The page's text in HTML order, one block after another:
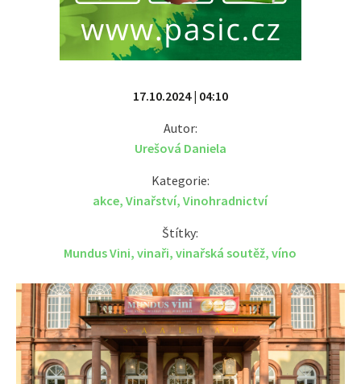
17.10.2024 | 04:10
Autor:
Urešová Daniela
Kategorie:
akce,Vinařství,Vinohradnictví
Štítky:
Mundus Vini,vinaři,vinařská soutěž,víno